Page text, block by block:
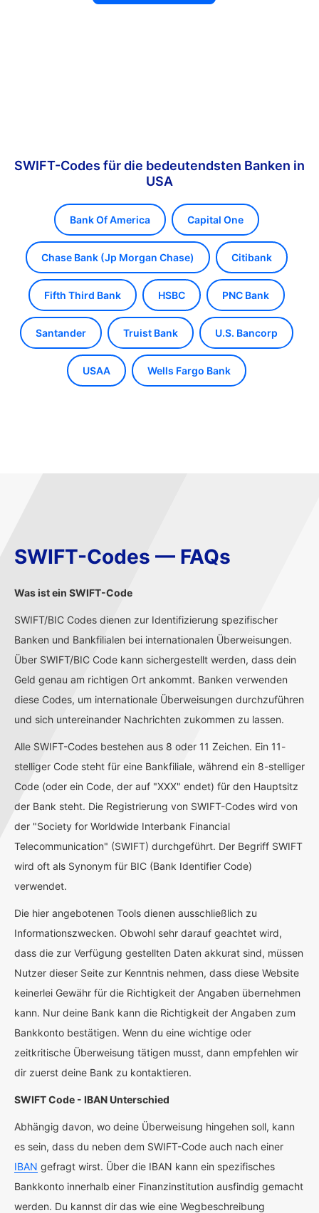
SWIFT-Codes für die bedeutendsten Banken in
USA
Bank Of America Capital One
Chase Bank (Jp Morgan Chase) Citibank
Fifth Third Bank HSBC PNC Bank
Santander Truist Bank U.S. Bancorp
USAA Wells Fargo Bank
SWIFT-Codes — FAQs
Was ist ein SWIFT-Code
SWIFT/BIC Codes dienen zur Identifizierung spezifischer
Banken und Bankfilialen bei internationalen Überweisungen.
Über SWIFT/BIC Code kann sichergestellt werden, dass dein
Geld genau am richtigen Ort ankommt. Banken verwenden
diese Codes, um internationale Überweisungen durchzuführen
und sich untereinander Nachrichten zukommen zu lassen.
Alle SWIFT-Codes bestehen aus 8 oder 11 Zeichen. Ein 11-
stelliger Code steht für eine Bankfiliale, während ein 8-stelliger
Code (oder ein Code, der auf "XXX" endet) für den Hauptsitz
der Bank steht. Die Registrierung von SWIFT-Codes wird von
der "Society for Worldwide Interbank Financial
Telecommunication" (SWIFT) durchgeführt. Der Begriff SWIFT
wird oft als Synonym für BIC (Bank Identifier Code)
verwendet.
Die hier angebotenen Tools dienen ausschließlich zu
Informationszwecken. Obwohl sehr darauf geachtet wird,
dass die zur Verfügung gestellten Daten akkurat sind, müssen
Nutzer dieser Seite zur Kenntnis nehmen, dass diese Website
keinerlei Gewähr für die Richtigkeit der Angaben übernehmen
kann. Nur deine Bank kann die Richtigkeit der Angaben zum
Bankkonto bestätigen. Wenn du eine wichtige oder
zeitkritische Überweisung tätigen musst, dann empfehlen wir
dir zuerst deine Bank zu kontaktieren.
SWIFT Code - IBAN Unterschied
Abhängig davon, wo deine Überweisung hingehen soll, kann
es sein, dass du neben dem SWIFT-Code auch nach einer
IBAN gefragt wirst. Über die IBAN kann ein spezifisches
Bankkonto innerhalb einer Finanzinstitution ausfindig gemacht
werden. Du kannst dir das wie eine Wegbeschreibung